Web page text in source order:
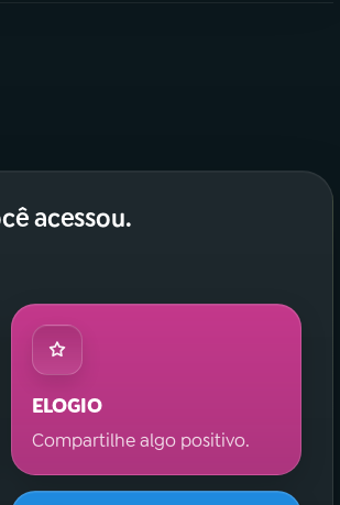
acessou.
ELOGIO
Compartilhe algo positivo.